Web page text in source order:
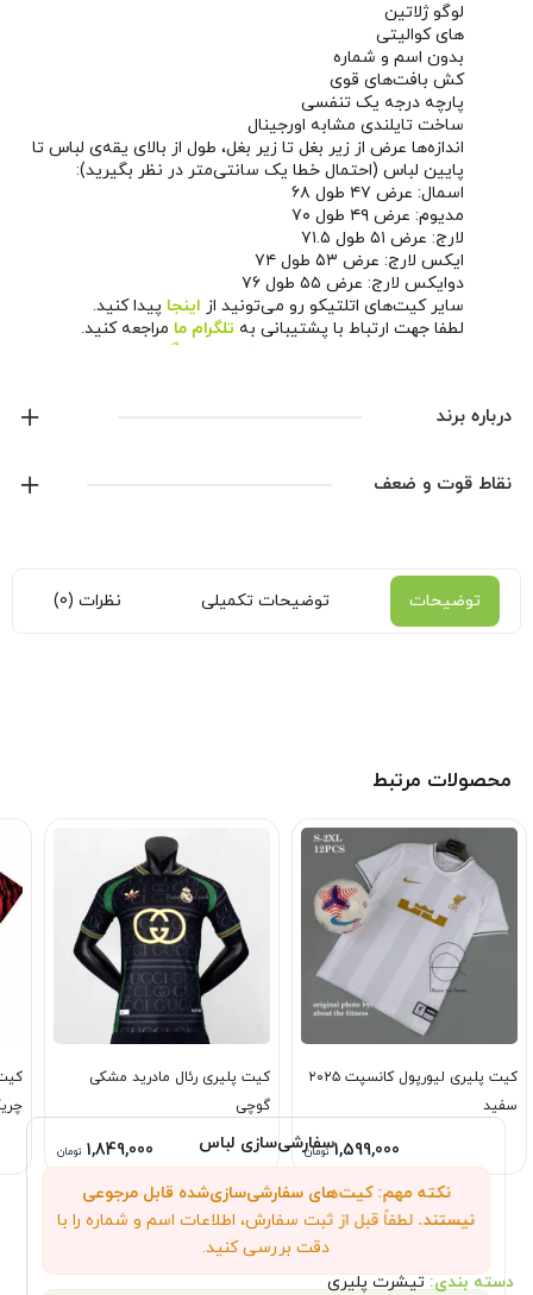
سفارشی‌سازی لباس
نکته مهم: کیت‌های سفارشی‌سازی‌شده قابل مرجوعی
نیستند. لطفاً قبل از ثبت سفارش، اطلاعات اسم و شماره را با
دقت بررسی کنید.
لوگو ژلاتین
های کوالیتی
بدون اسم و شماره
کش بافت‌های قوی
پارچه درجه یک تنفسی
ساخت تایلندی مشابه اورجینال
اندازه‌ها عرض از زیر بغل تا زیر بغل، طول از بالای یقه‌ی لباس تا
پایین لباس (احتمال خطا یک سانتی‌متر در نظر بگیرید):
اسمال: عرض ۴۷ طول ۶۸
مدیوم: عرض ۴۹ طول ۷۰
لارج: عرض ۵۱ طول ۷۱.۵
ایکس لارج: عرض ۵۳ طول ۷۴
دوایکس لارج: عرض ۵۵ طول ۷۶
سایر کیت‌های اتلتیکو رو می‌تونید از اینجا پیدا کنید.
لطفا جهت ارتباط با پشتیبانی به تلگرام ما مراجعه کنید.
صفحه اینستاگرام ما
درباره برند
نایک
نقاط قوت و ضعف
توضیحات توضیحات تکمیلی نظرات (0)
محصولات مرتبط
کیت پلیری لیورپول کانسپت ۲۰۲۵
سفید
1,599,000 تومان
کیت پلیری رئال مادرید مشکی
گوچی
1,849,000 تومان
دسته بندی: تیشرت پلیری